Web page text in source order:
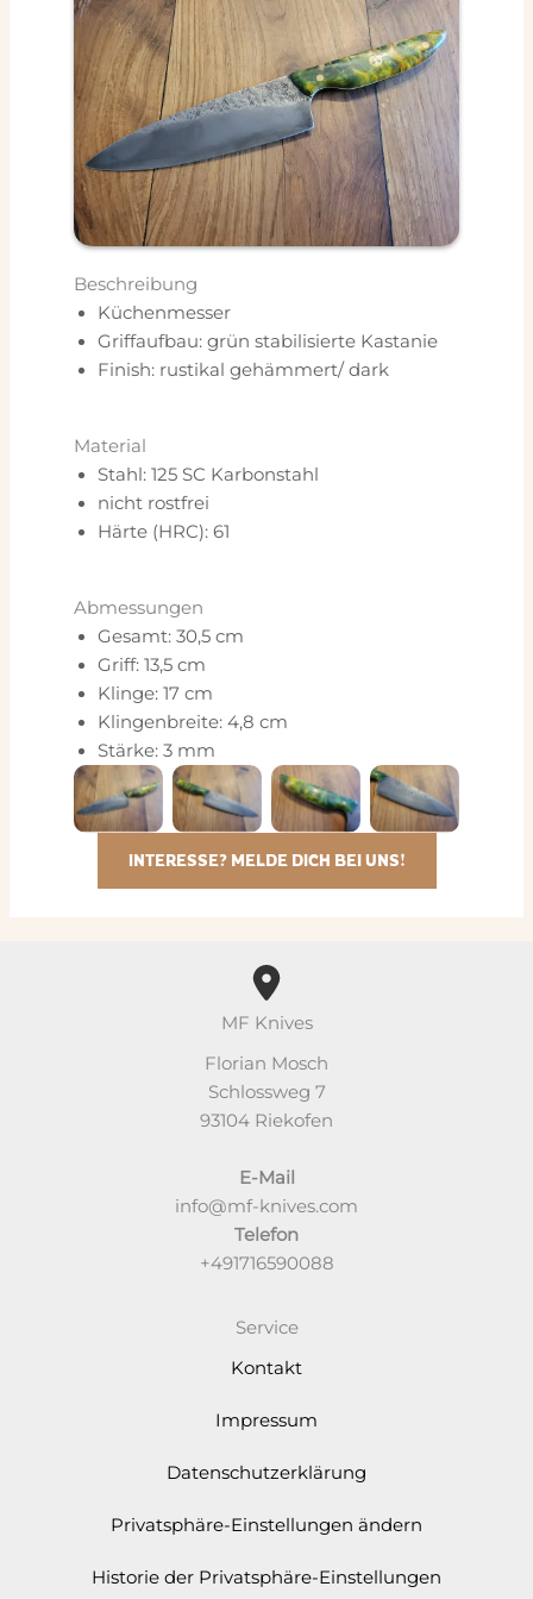
Beschreibung
Küchenmesser
Griffaufbau: grün stabilisierte Kastanie
Finish: rustikal gehämmert/ dark
Material
Stahl: 125 SC Karbonstahl
nicht rostfrei
Härte (HRC): 61
Abmessungen
Gesamt: 30,5 cm
Griff: 13,5 cm
Klinge: 17 cm
Klingenbreite: 4,8 cm
Stärke: 3 mm
INTERESSE? MELDE DICH BEI UNS!
MF Knives
Florian Mosch
Schlossweg 7
93104 Riekofen
E-Mail
info@mf-knives.com
Telefon
+491716590088
Service
Kontakt
Impressum
Datenschutzerklärung
Privatsphäre-Einstellungen ändern
Historie der Privatsphäre-Einstellungen